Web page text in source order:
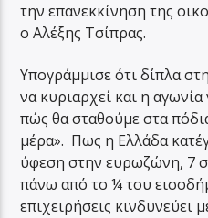
την επανεκκίνηση της
ο Αλέξης Τσίπρας.
Υπογράμμισε ότι δίπλα
να κυριαρχεί και η
πώς θα σταθούμε στα
μέρα». Πως η Ελλάδα
ύφεση στην ευρωζώνη, 7
πάνω από το ¼ του
επιχειρήσεις κινδυνεύει